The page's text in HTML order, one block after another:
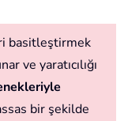
basitleştirmek
ve yaratıcılığı
bir şekilde